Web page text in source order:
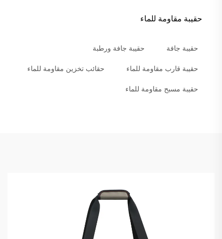
حقيبة مقاومة للماء
حقيبة جافة حقيبة جافة ورطبة
حقيبة قارب مقاومة للماء حقائب تخزين مقاومة للماء
حقيبة مسبح مقاومة للماء